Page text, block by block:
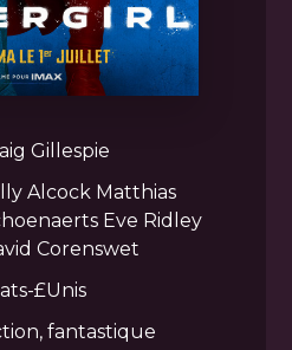
Gillespie
Alcock Matthias
Eve Ridley
Corenswet
£Unis
fantastique